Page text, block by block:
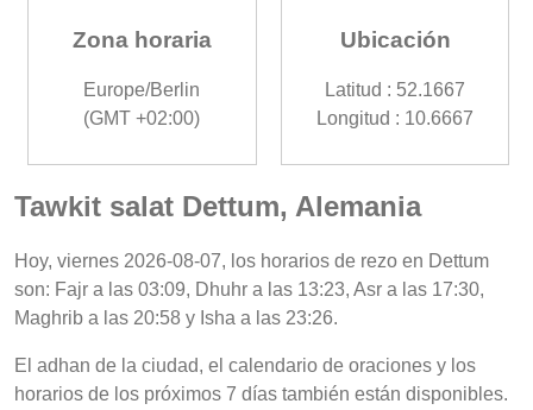
Zona horaria
Europe/Berlin
(GMT +02:00)
Ubicación
Latitud : 52.1667
Longitud : 10.6667
Tawkit salat Dettum, Alemania
Hoy, viernes 2026-08-07, los horarios de rezo en Dettum
son: Fajr a las 03:09, Dhuhr a las 13:23, Asr a las 17:30,
Maghrib a las 20:58 y Isha a las 23:26.
El adhan de la ciudad, el calendario de oraciones y los
horarios de los próximos 7 días también están disponibles.